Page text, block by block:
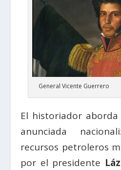
General Vicente Guerrero
El historiador
anunciada
recursos petroleros
por el presidente